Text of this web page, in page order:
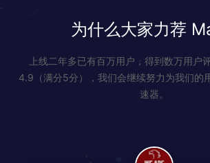
为什么大家力荐
上线二年多已有百万用户，得到数万用户
4.9（满分5分），我们会继续努力为我们的
速器。